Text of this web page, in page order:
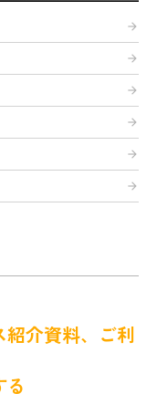
arrow_forward
arrow_forward
arrow_forward
arrow_forward
arrow_forward
arrow_forward
介資料、ご利
る